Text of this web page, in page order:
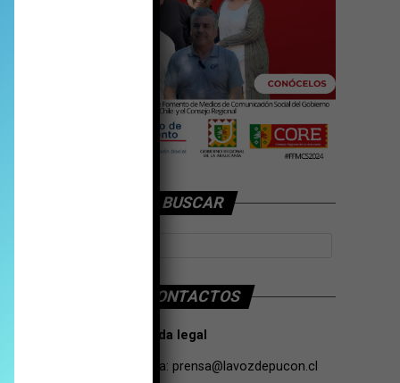
BUSCAR
CONTACTOS
Tarifas Propaganda legal
Contacto de Prensa: prensa@lavozdepucon.cl